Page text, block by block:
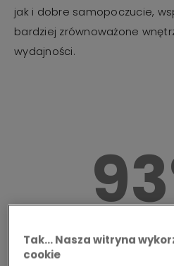
jak i dobre samopoczucie,
bardziej zrównoważone
wydajności.
zawartość materiału z
Tak… Nasza witryna
cookie